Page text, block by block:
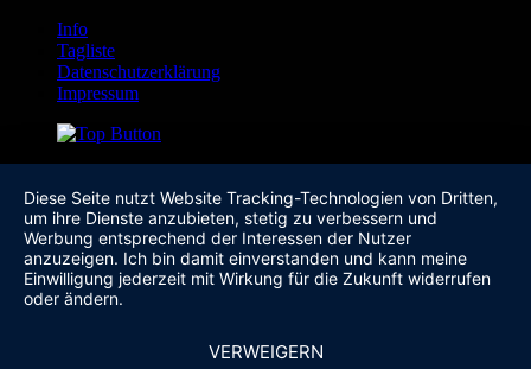
Info
Tagliste
Datenschutzerklärung
Impressum
Diese Seite nutzt Website Tracking-Technologien von Dritten,
um ihre Dienste anzubieten, stetig zu verbessern und
Werbung entsprechend der Interessen der Nutzer
anzuzeigen. Ich bin damit einverstanden und kann meine
Einwilligung jederzeit mit Wirkung für die Zukunft widerrufen
oder ändern.
VERWEIGERN